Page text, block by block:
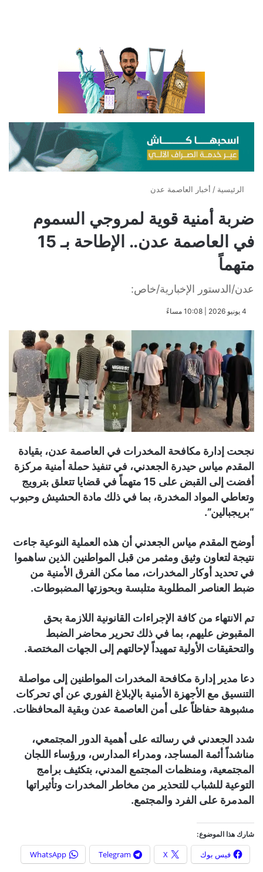
الرئيسية / أخبار العاصمة عدن
ضربة أمنية قوية لمروجي السموم
في العاصمة عدن.. الإطاحة بـ 15
متهماً
عدن/الدستور الإخبارية/خاص:
​4 يونيو 2026 | 10:08 مساءً
نجحت إدارة مكافحة المخدرات في العاصمة عدن، بقيادة
المقدم مياس حيدرة الجعدني، في تنفيذ حملة أمنية مركزة
أفضت إلى القبض على 15 متهماً في قضايا تتعلق بترويج
وتعاطي المواد المخدرة، بما في ذلك مادة الحشيش وحبوب
“بريجبالين”.
أوضح المقدم مياس الجعدني أن هذه العملية النوعية جاءت
نتيجة لتعاون وثيق ومثمر من قبل المواطنين الذين ساهموا
في تحديد أوكار المخدرات، مما مكن الفرق الأمنية من
ضبط العناصر المطلوبة متلبسة وبحوزتها المضبوطات.
تم الانتهاء من كافة الإجراءات القانونية اللازمة بحق
المقبوض عليهم، بما في ذلك تحرير محاضر الضبط
والتحقيقات الأولية تمهيداً لإحالتهم إلى الجهات المختصة.
دعا مدير إدارة مكافحة المخدرات المواطنين إلى مواصلة
التنسيق مع الأجهزة الأمنية بالإبلاغ الفوري عن أي تحركات
مشبوهة حفاظاً على أمن العاصمة عدن وبقية المحافظات.
شدد الجعدني في رسالته على أهمية الدور المجتمعي،
مناشداً أئمة المساجد، ومدراء المدارس، ورؤساء اللجان
المجتمعية، ومنظمات المجتمع المدني، بتكثيف برامج
التوعية للشباب للتحذير من مخاطر المخدرات وتأثيراتها
المدمرة على الفرد والمجتمع.
شارك هذا الموضوع:
فيس بوك X
Telegram
WhatsApp